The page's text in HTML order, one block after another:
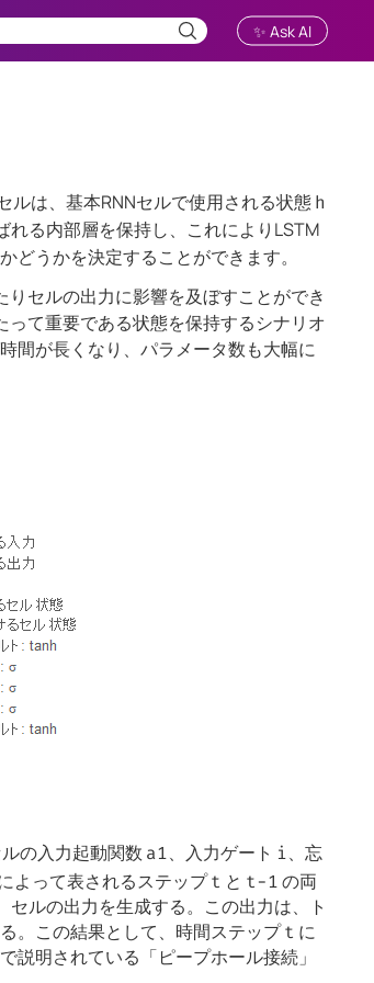
✨ Ask AI
ルは、基本RNNセルで使用される状態h
れる内部層を保持し、これによりLSTM
うかを決定することができます。
セルの出力に影響を及ぼすことができ
て重要である状態を保持するシナリオ
間が長くなり、パラメータ数も大幅に
の入力起動関数 a1、入力ゲート i、忘
よって表されるステップt と t−1の両
ルの出力を生成する。この出力は、ト
。この結果として、時間ステップt に
説明されている「ピープホール接続」